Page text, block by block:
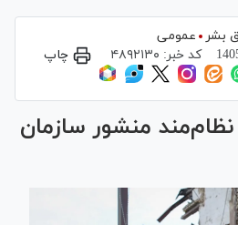
بشر
عمومی
کد خبر: ۴۸۹۲۱۳۰ چاپ
منشور سازمان